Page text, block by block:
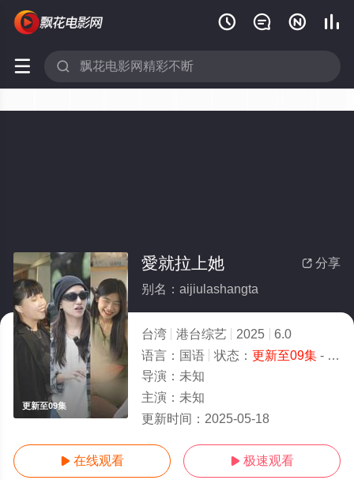
   
 
更新至09集
 分享
愛就拉上她
别名：aijiulashangta
台湾 港台综艺 2025
6.0
语言： 国语 状态： 更新至09集- 免费在线观看
导演： 未知
主演： 未知
更新时间： 2025-05-18
 在线观看  极速观看